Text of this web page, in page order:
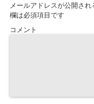
メールアドレスが公開され
欄は必須項目です
コメント